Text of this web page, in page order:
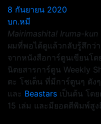
8 กันยายน 2020
บก.หมี
Mairimashita! Iruma-kun
ผมที่พอได้ดูแล้วกลับรู้สึกว่
จากหนังสือการ์ตูนเขียนโ
นิตยสารการ์ตูน Weekly
ตะ โชเต็น ที่มีการ์ตูนๆ ดัง
และ Beastars เป็นต้น โด
15 เล่ม และมียอดตีพิมพ์สูง